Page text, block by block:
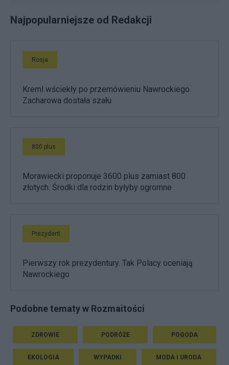
Najpopularniejsze od Redakcji
Rosja
Kreml wściekły po przemówieniu Nawrockiego.
Zacharowa dostała szału
800 plus
Morawiecki proponuje 3600 plus zamiast 800
złotych. Środki dla rodzin byłyby ogromne
Prezydent
Pierwszy rok prezydentury. Tak Polacy oceniają
Nawrockiego
Podobne tematy w Rozmaitości
ZDROWIE PODRÓŻE POGODA
EKOLOGIA WYPADKI MODA I URODA